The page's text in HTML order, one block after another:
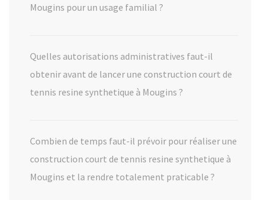
Mougins pour un usage familial ?
Quelles autorisations administratives faut-il
obtenir avant de lancer une construction court de
tennis resine synthetique à Mougins ?
Combien de temps faut-il prévoir pour réaliser une
construction court de tennis resine synthetique à
Mougins et la rendre totalement praticable ?